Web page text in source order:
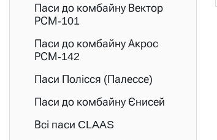
Паси до комбайну Вектор
РСМ-101
Паси до комбайну Акрос
РСМ-142
Паси Полісся (Палессе)
Паси до комбайну Єнисей
Всі паси CLAAS